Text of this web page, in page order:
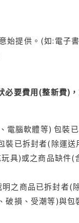
始提供。(如:電子
要費用(整新費)
電腦軟體等) 包裝
已拆封者(除運送
具)或之商品缺件(
之商品已拆封者(
損、受潮等)與包